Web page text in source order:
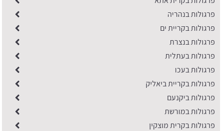
פרגולות בנהריה
פרגולות בקריית ים
פרגולות בנצרת
פרגולות בעתלית
פרגולות בעכו
פרגולות בקריית ביאליק
פרגולות ביקנעם
פרגולות במורשת
פרגולות בקרית מוצקין